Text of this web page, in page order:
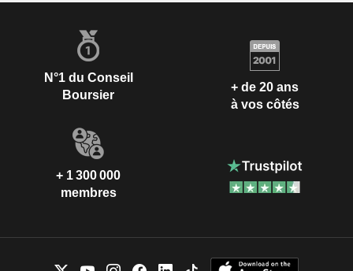
N°1 du Conseil
Boursier
+ de 20 ans
à vos côtés
+ 1 300 000
membres